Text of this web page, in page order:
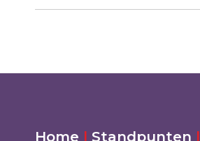
Home | Standpunten |